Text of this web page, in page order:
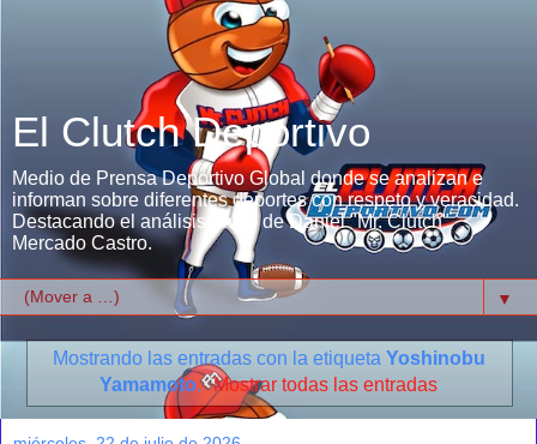
El Clutch Deportivo
Medio de Prensa Deportivo Global donde se analizan e
informan sobre diferentes deportes con respeto y veracidad.
Destacando el análisis único de Daniel "Mr. Clutch"
Mercado Castro.
▼
Mostrando las entradas con la etiqueta Yoshinobu
Yamamoto. Mostrar todas las entradas